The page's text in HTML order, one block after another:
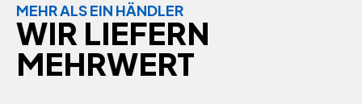
MEHR ALS EIN HÄNDLER
WIR LIEFERN
MEHRWERT